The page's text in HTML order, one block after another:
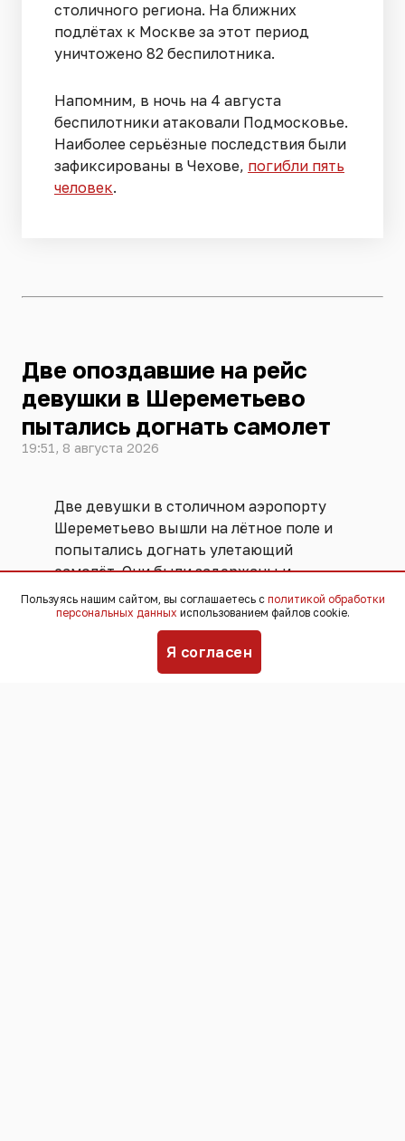
столичного региона. На ближних
подлётах к Москве за этот период
уничтожено 82 беспилотника.
Напомним, в ночь на 4 августа
беспилотники атаковали Подмосковье.
Наиболее серьёзные последствия были
зафиксированы в Чехове, погибли пять
человек.
Две опоздавшие на рейс
девушки в Шереметьево
пытались догнать самолет
19:51, 8 августа 2026
Две девушки в столичном аэропорту
Шереметьево вышли на лётное поле и
попытались догнать улетающий
самолёт. Они были задержаны и
переданы ФСБ. Угрозы безопасности
полётов не возникло, никто не
сообщили
в пресс-службе
Пользуясь нашим сайтом, вы соглашаетесь с политикой обработки
персональных данных использованием файлов cookie.
Я согласен